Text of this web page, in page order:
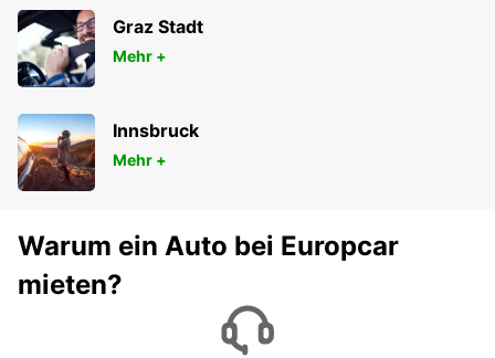
Graz Stadt
Mehr +
Innsbruck
Mehr +
Warum ein Auto bei Europcar
mieten?